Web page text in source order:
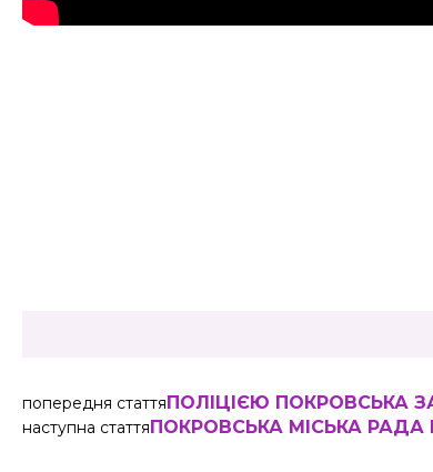
попередня статтяПОЛІЦІЄЮ ПОКРОВСЬКА
наступна статтяПОКРОВСЬКА МІСЬКА РАДА